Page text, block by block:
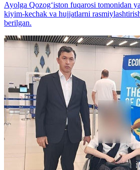
Ayolga Qozog‘iston fuqarosi tomonidan
kiyim-kechak va hujjatlarni
berilgan.